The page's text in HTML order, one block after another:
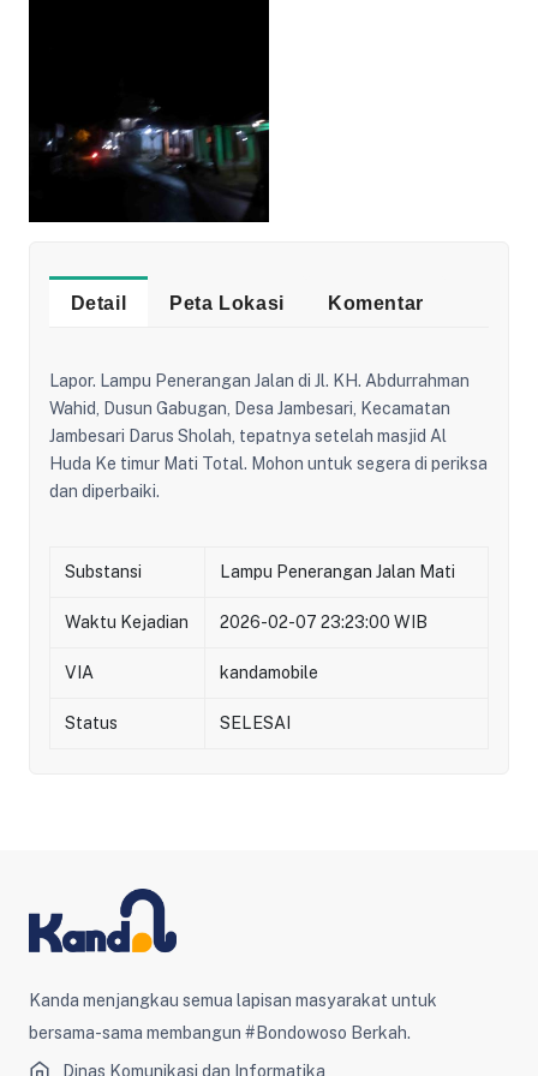
Detail Peta Lokasi Komentar
Lapor. Lampu Penerangan Jalan di Jl. KH. Abdurrahman
Wahid, Dusun Gabugan, Desa Jambesari, Kecamatan
Jambesari Darus Sholah, tepatnya setelah masjid Al
Huda Ke timur Mati Total. Mohon untuk segera di periksa
dan diperbaiki.
Substansi Lampu Penerangan Jalan Mati
Waktu Kejadian 2026-02-07 23:23:00 WIB
VIA kandamobile
Status SELESAI
Kanda menjangkau semua lapisan masyarakat untuk
bersama-sama membangun #Bondowoso Berkah.
Dinas Komunikasi dan Informatika